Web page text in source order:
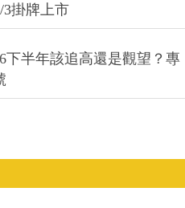
3掛牌上市
下半年該追高還是觀望？專